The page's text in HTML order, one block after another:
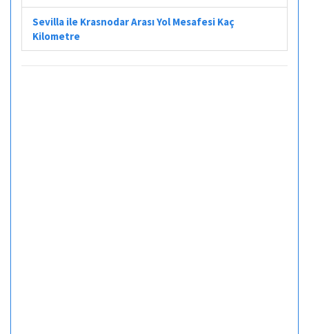
Sevilla ile Krasnodar Arası Yol Mesafesi Kaç
Kilometre